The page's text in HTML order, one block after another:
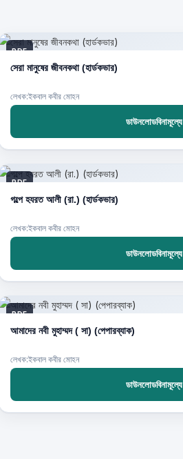
PDF
সেরা মানুষের জীবনকথা (হার্ডকভার)
লেখক:ইকবাল কবীর মোহন
ডাউনলোডবিনামূল্যে
PDF
গল্পে হযরত আলী (রা.) (হার্ডকভার)
লেখক:ইকবাল কবীর মোহন
ডাউনলোডবিনামূল্যে
PDF
আমাদের নবী মুহাম্মদ ( সা) (পেপারব্যাক)
লেখক:ইকবাল কবীর মোহন
ডাউনলোডবিনামূল্যে